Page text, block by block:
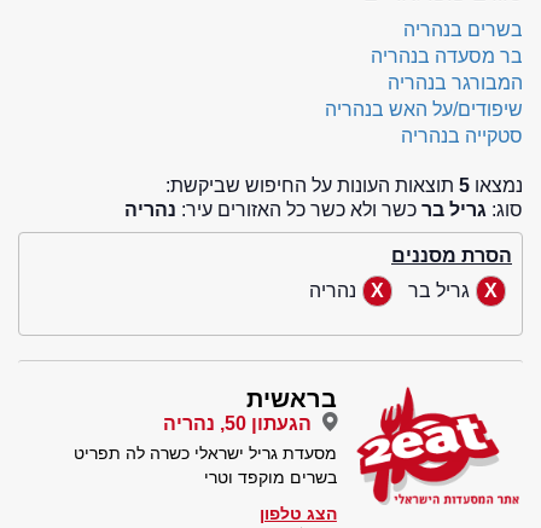
בשרים בנהריה
בר מסעדה בנהריה
המבורגר בנהריה
שיפודים/על האש בנהריה
סטקייה בנהריה
נמצאו 5 תוצאות העונות על החיפוש שביקשת:
סוג: גריל בר כשר ולא כשר כל האזורים עיר: נהריה
הסרת מסננים
גריל בר
נהריה
בראשית
הגעתון 50, נהריה
מסעדת גריל ישראלי כשרה לה תפריט
בשרים מוקפד וטרי
הצג טלפון